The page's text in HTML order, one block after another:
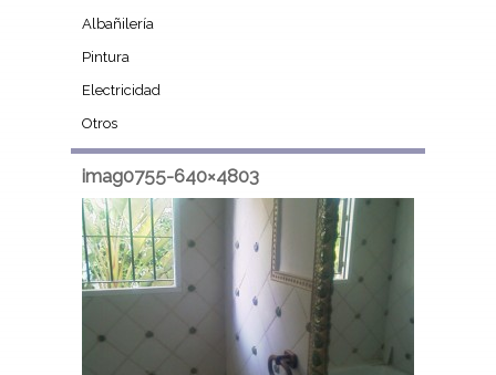
Albañilería
Pintura
Electricidad
Otros
imag0755-640×4803